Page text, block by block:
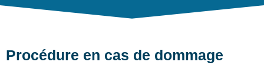
Procédure en cas de dommage